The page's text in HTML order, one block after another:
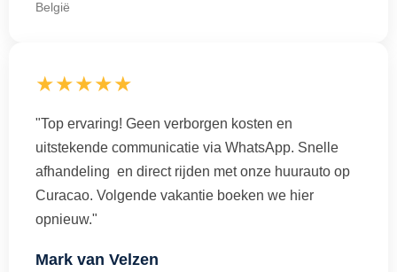
België
★★★★★
"Top ervaring! Geen verborgen kosten en
uitstekende communicatie via WhatsApp. Snelle
afhandeling en direct rijden met onze huurauto op
Curacao. Volgende vakantie boeken we hier
opnieuw."
Mark van Velzen